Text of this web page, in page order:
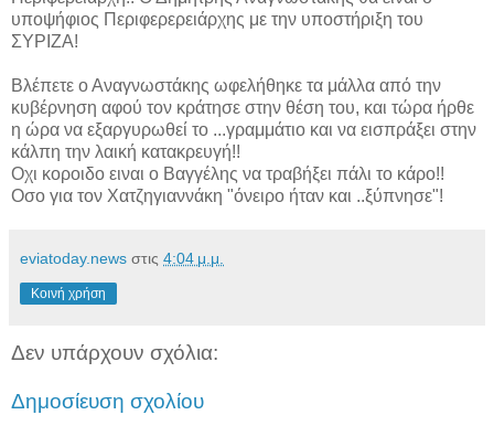
υποψήφιος Περιφερερειάρχης με την υποστήριξη του
ΣΥΡΙΖΑ!
Βλέπετε ο Αναγνωστάκης ωφελήθηκε τα μάλλα από την
κυβέρνηση αφού τον κράτησε στην θέση του, και τώρα ήρθε
η ώρα να εξαργυρωθεί το ...γραμμάτιο και να εισπράξει στην
κάλπη την λαική κατακρευγή!!
Οχι κοροιδο ειναι ο Βαγγέλης να τραβήξει πάλι το κάρο!!
Οσο για τον Χατζηγιαννάκη "όνειρο ήταν και ..ξύπνησε"!
eviatoday.news στις 4:04 μ.μ.
Κοινή χρήση
Δεν υπάρχουν σχόλια:
Δημοσίευση σχολίου